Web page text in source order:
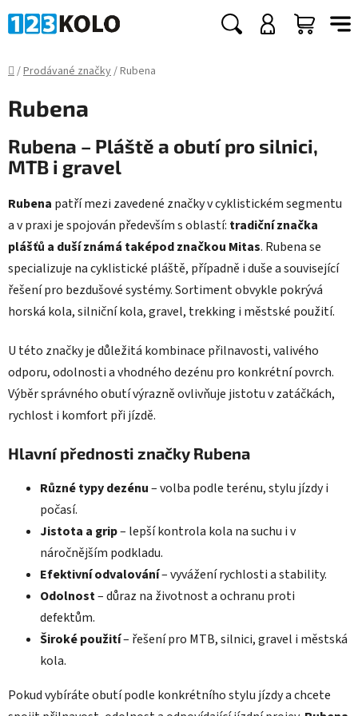
na
Hledat
Domů
/Prodávané značky/Rubena
Rubena
Rubena – Pláště a obutí pro silnici,
MTB i gravel
Rubena patří mezi zavedené značky v cyklistickém segmentu
a v praxi je spojován především s oblastí: tradiční značka
plášťů a duší známá taképod značkou Mitas. Rubena se
specializuje na cyklistické pláště, případně i duše a související
řešení pro bezdušové systémy. Sortiment obvykle pokrývá
horská kola, silniční kola, gravel, trekking i městské použití.
U této značky je důležitá kombinace přilnavosti, valivého
odporu, odolnosti a vhodného dezénu pro konkrétní povrch.
Výběr správného obutí výrazně ovlivňuje jistotu v zatáčkách,
rychlost i komfort při jízdě.
Hlavní přednosti značky Rubena
Různé typy dezénu– volba podle terénu, stylu jízdy i
počasí.
Jistota a grip– lepší kontrola kola na suchu i v
náročnějším podkladu.
Efektivní odvalování– vyvážení rychlosti a stability.
Odolnost– důraz na životnost a ochranu proti
defektům.
Široké použití– řešení pro MTB, silnici, gravel i městská
kola.
Pokud vybíráte obutí podle konkrétního stylu jízdy a chcete